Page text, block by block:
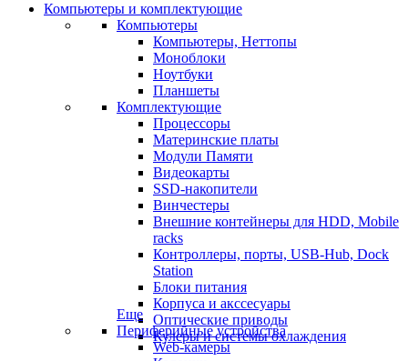
Компьютеры и комплектующие
Компьютеры
Компьютеры, Неттопы
Моноблоки
Ноутбуки
Планшеты
Комплектующие
Процессоры
Материнские платы
Модули Памяти
Видеокарты
SSD-накопители
Винчестеры
Внешние контейнеры для HDD, Mobile
racks
Контроллеры, порты, USB-Hub, Dock
Station
Блоки питания
Корпуса и акссесуары
Оптические приводы
Кулеры и системы охлаждения
Еще
Периферийные устройства
Web-камеры